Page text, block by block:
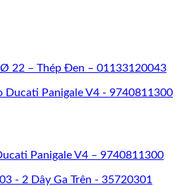
22 – Thép Đen – 01133120043
Panigale V4 – 9740811300